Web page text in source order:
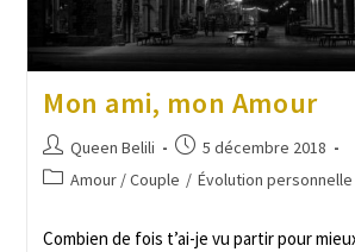
Mon ami, mon Amour
Queen Belili
5 décembre 2018
Amour / Couple / Évolution personnelle
Combien de fois t’ai-je vu partir pour